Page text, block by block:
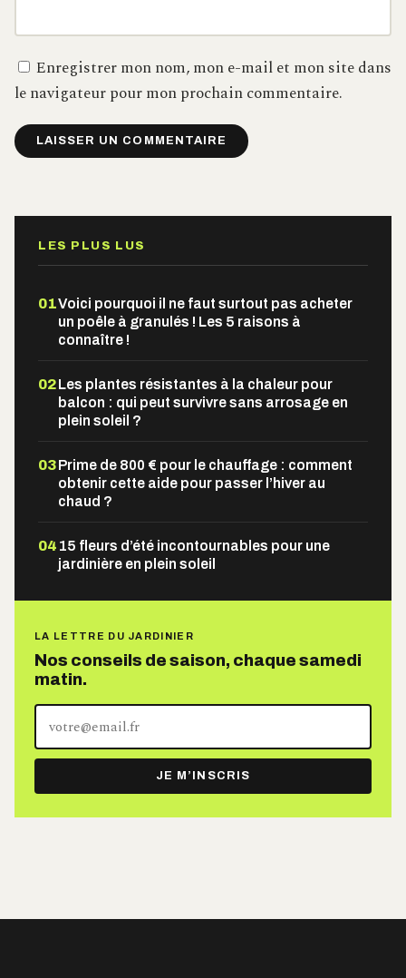
Enregistrer mon nom, mon e-mail et mon site dans
le navigateur pour mon prochain commentaire.
LES PLUS LUS
01Voici pourquoi il ne faut surtout pas acheter
un poêle à granulés ! Les 5 raisons à
connaître !
02 Les plantes résistantes à la chaleur pour
balcon : qui peut survivre sans arrosage en
plein soleil ?
03 Prime de 800 € pour le chauffage : comment
obtenir cette aide pour passer l’hiver au
chaud ?
04 15 fleurs d’été incontournables pour une
jardinière en plein soleil
LA LETTRE DU JARDINIER
Nos conseils de saison, chaque samedi
matin.
adresse
e-
mail
JE M’INSCRIS